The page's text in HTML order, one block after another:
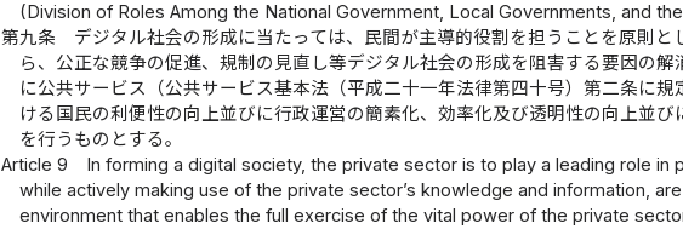
(Division of Roles Among the National Government, Local Governments, and
第九条
デジタル社会の形成に当たっては、民間が主導的役割を担うことを原則
ら、公正な競争の促進、規制の見直し等デジタル社会の形成を阻害する要因の
に公共サービス（公共サービス基本法（平成二十一年法律第四十号）第二条に
ける国民の利便性の向上並びに行政運営の簡素化、効率化及び透明性の向上並
を行うものとする。
Article 9
In forming a digital society, the private sector is to play a leading role
while actively making use of the private sector’s knowledge and information,
environment that enables the full exercise of the vital power of the private